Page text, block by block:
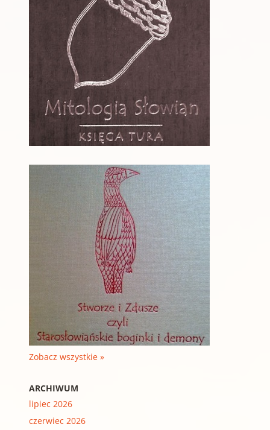
Zobacz wszystkie »
ARCHIWUM
lipiec 2026
czerwiec 2026